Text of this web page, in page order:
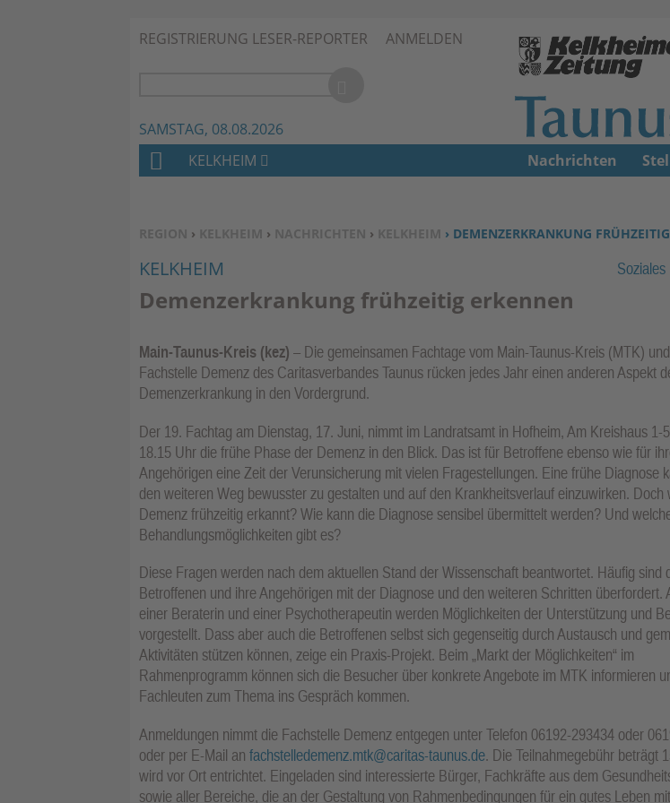
Zum Inhalt springen ↓
REGISTRIERUNG LESER-REPORTER ANMELDEN
SAMSTAG, 08.08.2026
SIE BEFINDEN SICH HIER:
REGION › KELKHEIM › NACHRICHTEN › KELKHEIM › DEMENZERKRANKUNG
KELKHEIM Soziales
Demenzerkrankung frühzeitig erkennen
Main-Taunus-Kreis (kez) – Die gemeinsamen Fachtage vom Main-Taunus-Kreis (MTK)
Fachstelle Demenz des Caritasverbandes Taunus rücken jedes Jahr einen anderen Aspekt
Demenzerkrankung in den Vordergrund.
Der 19. Fachtag am Dienstag, 17. Juni, nimmt im Landratsamt in Hofheim, Am Kreishaus 1-
18.15 Uhr die frühe Phase der Demenz in den Blick. Das ist für Betroffene ebenso wie für
Angehörigen eine Zeit der Verunsicherung mit vielen Fragestellungen. Eine frühe Diagnose
den weiteren Weg bewusster zu gestalten und auf den Krankheitsverlauf einzuwirken. Doch
Demenz frühzeitig erkannt? Wie kann die Diagnose sensibel übermittelt werden? Und
Behandlungsmöglichkeiten gibt es?
Diese Fragen werden nach dem aktuellen Stand der Wissenschaft beantwortet. Häufig sind
Betroffenen und ihre Angehörigen mit der Diagnose und den weiteren Schritten überfordert.
einer Beraterin und einer Psychotherapeutin werden Möglichkeiten der Unterstützung und
vorgestellt. Dass aber auch die Betroffenen selbst sich gegenseitig durch Austausch und
Aktivitäten stützen können, zeige ein Praxis-Projekt. Beim „Markt der Möglichkeiten“ im
Rahmenprogramm können sich die Besucher über konkrete Angebote im MTK informieren
Fachleuten zum Thema ins Gespräch kommen.
Anmeldungen nimmt die Fachstelle Demenz entgegen unter Telefon 06192-293434 oder
oder per E-Mail an fachstelledemenz.mtk@caritas-taunus.de. Die Teilnahmegebühr beträgt
wird vor Ort entrichtet. Eingeladen sind interessierte Bürger, Fachkräfte aus dem
sowie aller Bereiche, die an der Gestaltung von Rahmenbedingungen für ein gutes Leben
H
M
E
KELKHEIM Nachrichten